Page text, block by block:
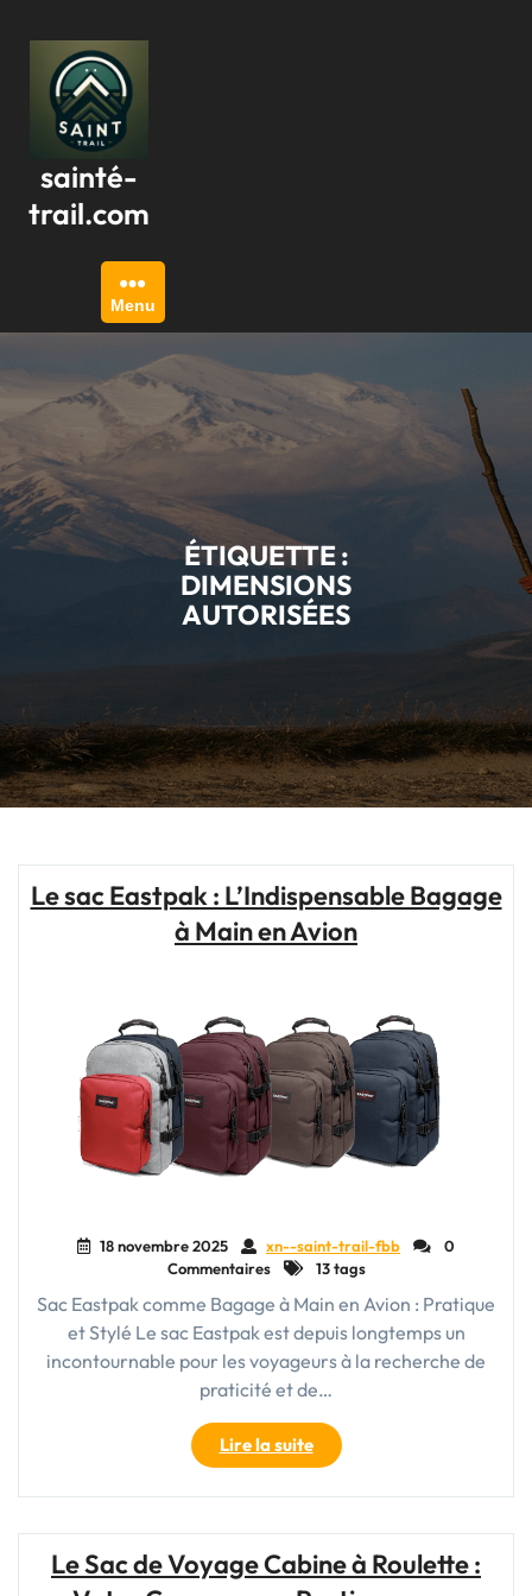
contenu
sainté-
trail.com
Menu
ÉTIQUETTE :
DIMENSIONS
AUTORISÉES
Le sac Eastpak : L’Indispensable Bagage
à Main en Avion
18 novembre 2025 xn--saint-trail-fbb
0
Commentaires
13 tags
Sac Eastpak comme Bagage à Main en Avion : Pratique
et Stylé Le sac Eastpak est depuis longtemps un
incontournable pour les voyageurs à la recherche de
praticité et de…
Lire la suite"Le
sac
Eastpak
L’Indispensable
Bagage
Le Sac de Voyage Cabine à Roulette :